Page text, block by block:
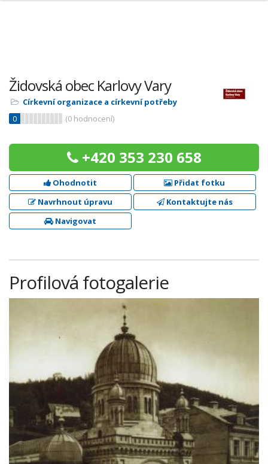
Židovská obec Karlovy Vary
Církevní organizace a církevní potřeby
0
(0 hodnocení)
+420 353 230 658
Ohodnotit
Přidat fotku
Navrhnout úpravu
Kontaktujte nás
Navigovat
Profilová fotogalerie